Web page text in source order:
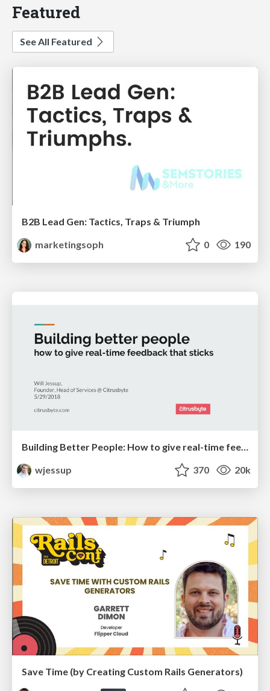
Featured
See All Featured
B2B Lead Gen: Tactics, Traps & Triumph
marketingsoph
0 190
Building Better People: How to give real-time feedback that sticks.
wjessup
370 20k
Save Time (by Creating Custom Rails Generators)